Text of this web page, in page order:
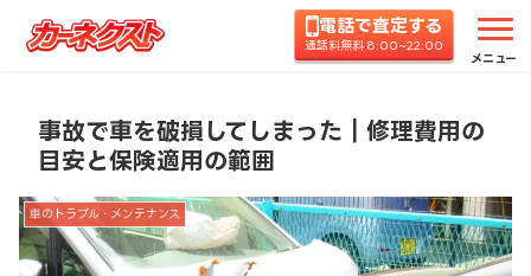
電話で査定する
通話料無料 8:00~22:00
メニュー
ホーム コラムTOP 車のトラブル・メンテナンス
事故で車を破損してしまった｜修理費用の
目安と保険適用の範囲
車のトラブル・メンテナンス